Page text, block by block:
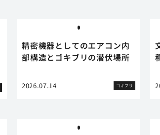
精密機器としてのエアコン内
部構造とゴキブリの潜伏場所
2026.07.14 ゴキブリ